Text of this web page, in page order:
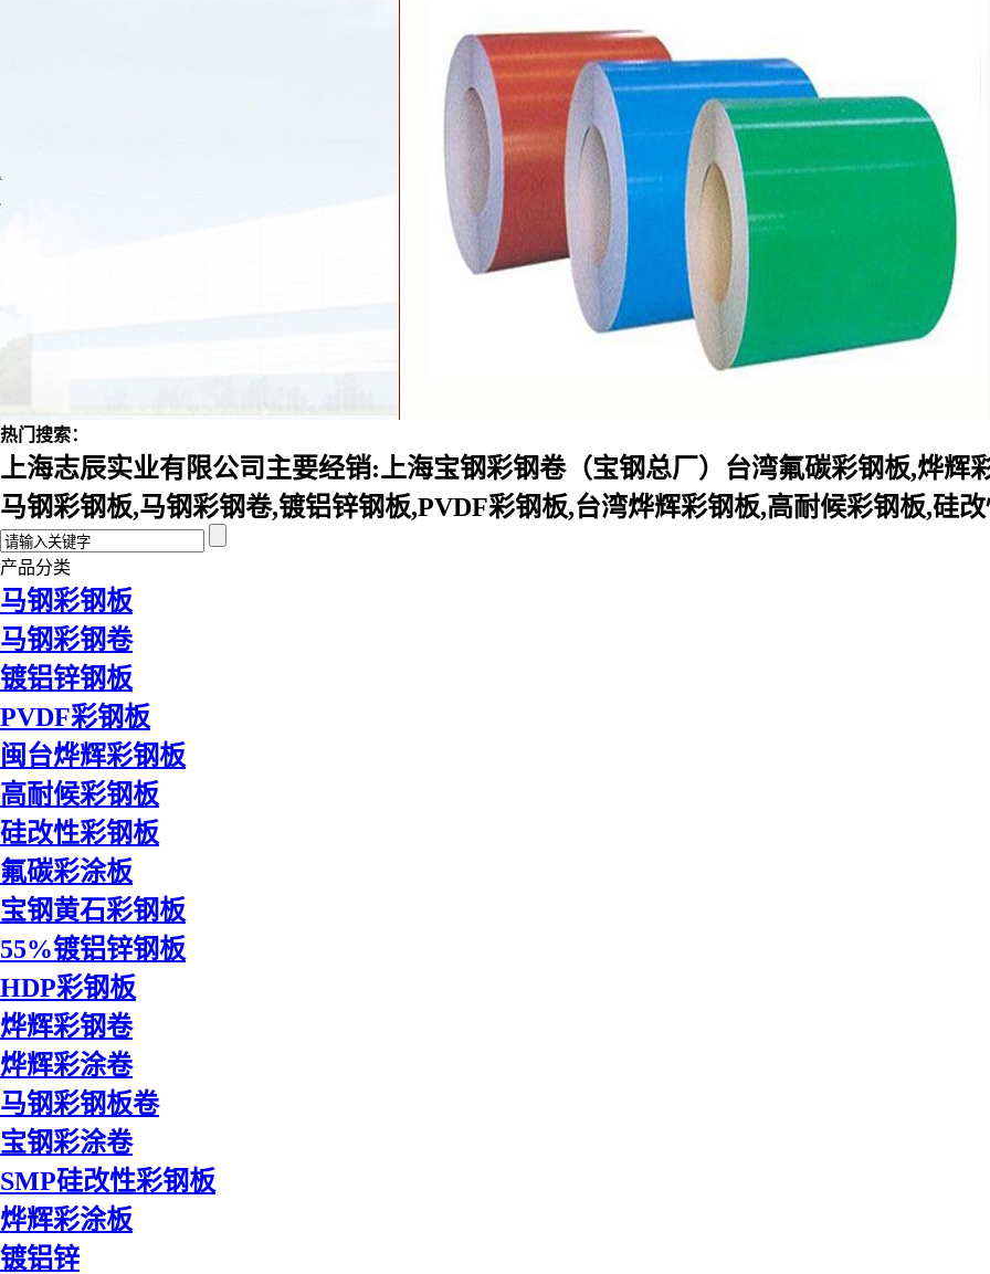
热门搜索：
上海志辰实业有限公司主要经销:上海宝钢彩钢卷（宝钢总厂）台湾氟碳彩钢板,烨辉
马钢彩钢板,马钢彩钢卷,镀铝锌钢板,PVDF彩钢板,台湾烨辉彩钢板,高耐候彩钢板,硅
产品分类
马钢彩钢板
马钢彩钢卷
镀铝锌钢板
PVDF彩钢板
闽台烨辉彩钢板
高耐候彩钢板
硅改性彩钢板
氟碳彩涂板
宝钢黄石彩钢板
55%镀铝锌钢板
HDP彩钢板
烨辉彩钢卷
烨辉彩涂卷
马钢彩钢板卷
宝钢彩涂卷
SMP硅改性彩钢板
烨辉彩涂板
镀铝锌